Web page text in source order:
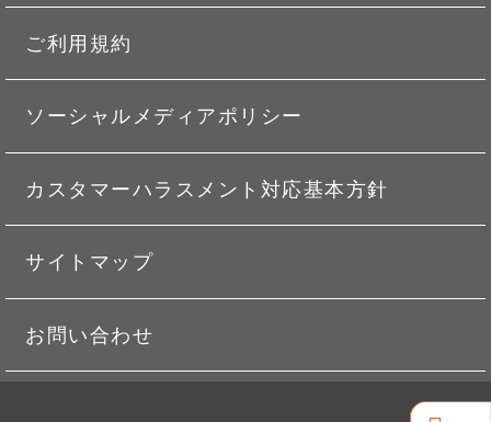
ご利用規約
ソーシャルメディアポリシー
カスタマーハラスメント対応基本方針
サイトマップ
お問い合わせ